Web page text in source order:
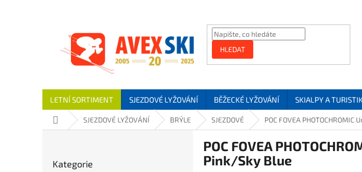
HLEDAT
LETNÍ SORTIMENT SJEZDOVÉ LYŽOVÁNÍ BĚŽECKÉ LYŽOVÁNÍ SKIALPY A
Domů SJEZDOVÉ LYŽOVÁNÍ BRÝLE SJEZDOVÉ POC FOVEA
Kategorie
POC FOVEA
Pink/Sky Blue